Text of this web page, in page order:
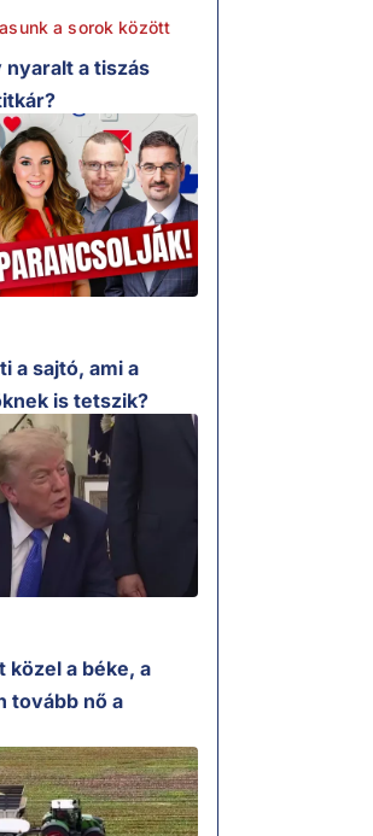
a sorok között
a tiszás
a sajtó, ami a
is tetszik?
közel a béke, a
tovább nő a